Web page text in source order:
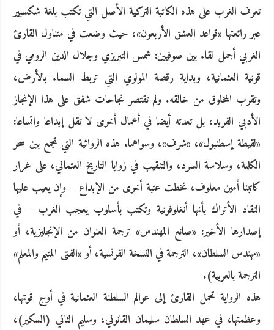
تعرف الغرب على هذه الكاتبة التركية الأصل التي تكتب بلغة شكسبير
عبر رائعتها «قواعد العشق الأربعون»، حيث وضعت في متناول القارئ
الغربي أجمل لقاء بين صوفيين: شمس التبريزي وجلال الدين الرومي في
قونية العثمانية، وبداية رقصة المولوي التي تربط السماء بالأرض،
وتقرب المخلوق من خالقه. ولم تقتصر نجاحات شفق على هذا الإنجاز
الأدبي الفريد، بل تعدته أيضا في أعمال أخرى لا تقل إبداعا واتساعا:
«لقيطة إسطنبول»، «شرف»، وسواهما. هذه الروائية التي تجمع بين سحر
الكلمة، وسلاسة السرد، والتنقيب في زوايا التاريخ العثماني، على غرار
كاتبنا أمين معلوف، تخطت عتبة أخرى من الإبداع – وإن يعيب عليها
النقاد الأتراك بأنها أنغلوفونية وتكتب بأسلوب يعجب الغرب – في
إصدارها الأخير: «صانع المهندس» ترجمة العنوان من الإنجليزية، أو
«مهندس السلطان»، الترجمة في النسخة الفرنسية، أو «الفتى المتيم والمعلم»
الترجمة بالعربية).
هذه الرواية تحمل القارئ إلى عوالم السلطنة العثمانية في أوج قوتها،
وعظمتها، في عهد السلطان سليمان القانوني، وسليم الثاني (السكير)،